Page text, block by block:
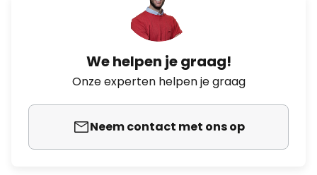
We helpen je graag!
Onze experten helpen je graag
Neem contact met ons op